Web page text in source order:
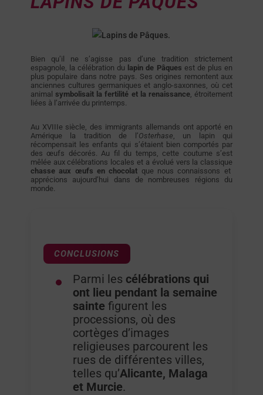
Bien qu’il ne s’agisse pas d’une tradition strictement
espagnole, la célébration du lapin de Pâques est de plus en
plus populaire dans notre pays. Ses origines remontent aux
anciennes cultures germaniques et anglo-saxonnes, où cet
animal symbolisait la fertilité et la renaissance, étroitement
liées à l’arrivée du printemps.
Au XVIIIe siècle, des immigrants allemands ont apporté en
Amérique la tradition de l’Osterhase , un lapin qui
récompensait les enfants qui s’étaient bien comportés par
des œufs décorés. Au fil du temps, cette coutume s’est
mêlée aux célébrations locales et a évolué vers la classique
chasse aux œufs en chocolat que nous connaissons et
apprécions aujourd’hui dans de nombreuses régions du
monde.
CONCLUSIONS
Parmi les célébrations qui
ont lieu pendant la semaine
sainte figurent les
processions, où des
cortèges d’images
religieuses parcourent les
rues de différentes villes,
telles qu’Alicante, Malaga
et Murcie.